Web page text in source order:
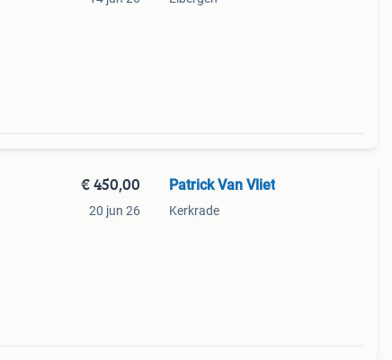
€ 450,00
20 jun 26
Patrick Van Vliet
Kerkrade